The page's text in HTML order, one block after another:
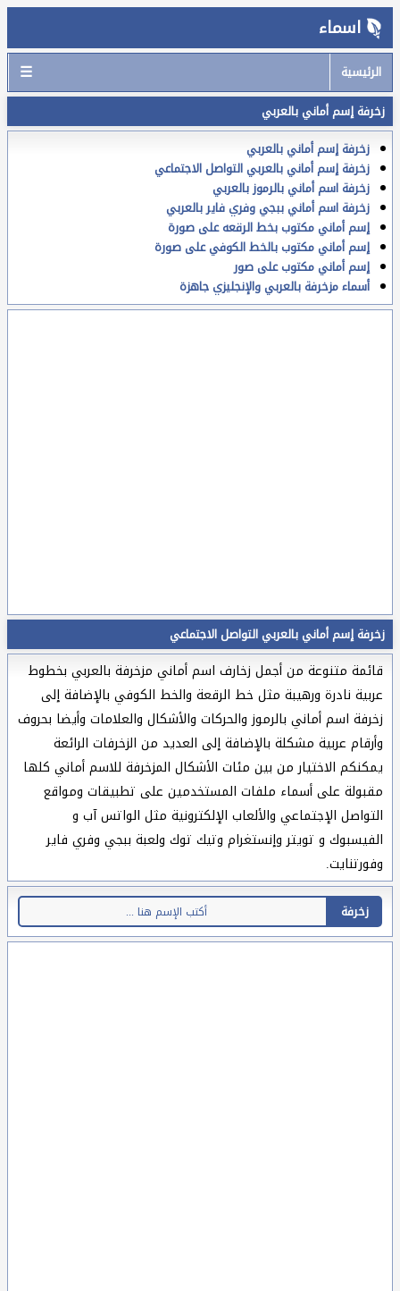
اسماء
الرئيسية ☰
زخرفة إسم أماني بالعربي
زخرفة إسم أماني بالعربي
زخرفة إسم أماني بالعربي التواصل الاجتماعي
زخرفة اسم أماني بالرموز بالعربي
زخرفة اسم أماني ببجي وفري فاير بالعربي
إسم أماني مكتوب بخط الرقعه على صورة
إسم أماني مكتوب بالخط الكوفي على صورة
إسم أماني مكتوب على صور
أسماء مزخرفة بالعربي والإنجليزي جاهزة
زخرفة إسم أماني بالعربي التواصل الاجتماعي
قائمة متنوعة من أجمل زخارف اسم أماني مزخرفة بالعربي بخطوط
عربية نادرة ورهيبة مثل خط الرقعة والخط الكوفي بالإضافة إلى
زخرفة اسم أماني بالرموز والحركات والأشكال والعلامات وأيضا بحروف
وأرقام عربية مشكلة بالإضافة إلى العديد من الزخرفات الرائعة
يمكنكم الاختيار من بين مئات الأشكال المزخرفة للاسم أماني كلها
مقبولة على أسماء ملفات المستخدمين على تطبيقات ومواقع
التواصل الإجتماعي والألعاب الإلكترونية مثل الواتس آب و
الفيسبوك و تويتر وإنستغرام وتيك توك ولعبة ببجي وفري فاير
وفورتنايت.
زخرفة